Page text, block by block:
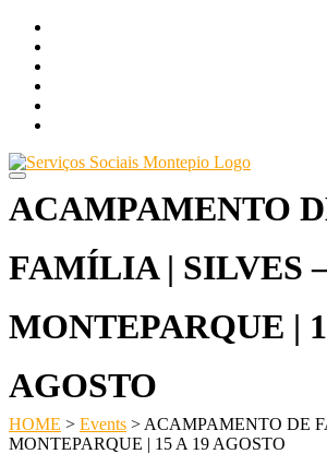
Skip
content
ACAMPAMENTO
FAMÍLIA | SILVES
MONTEPARQUE |
AGOSTO
HOME > Events > ACAMPAMENTO DE
MONTEPARQUE | 15 A 19 AGOSTO